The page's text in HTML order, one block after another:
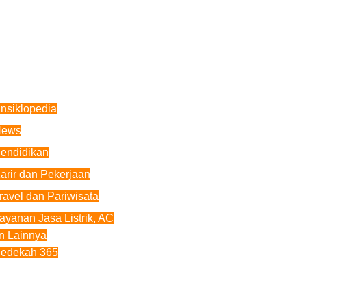
dan Pekerjaan
dan Pariwisata
Jasa Listrik, AC
Lainnya
365